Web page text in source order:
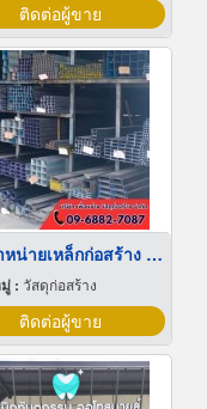
ติดต่อผู้ขาย
ร้านจำหน่ายเหล็กก่อสร้าง ระยอง
: วัสดุก่อสร้าง
ติดต่อผู้ขาย